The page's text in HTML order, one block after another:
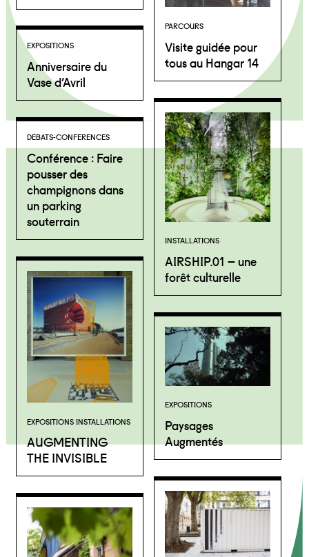
PARCOURS
Visite guidée pour
tous au Hangar 14
EXPOSITIONS
Anniversaire du
Vase d’Avril
INSTALLATIONS
AIRSHIP.01 – une
forêt culturelle
DEBATS-CONFERENCES
Conférence : Faire
pousser des
champignons dans
un parking
souterrain
EXPOSITIONS INSTALLATIONS
AUGMENTING
THE INVISIBLE
EXPOSITIONS
Paysages
Augmentés